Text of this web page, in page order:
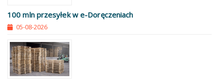
100 mln przesyłek w e-Doręczeniach
05-08-2026